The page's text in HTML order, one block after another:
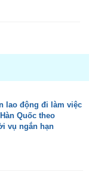
lao động đi làm việc
Quốc theo
vụ ngắn hạn